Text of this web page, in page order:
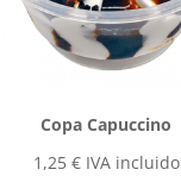
Copa Capuccino
1,25 € IVA incluido